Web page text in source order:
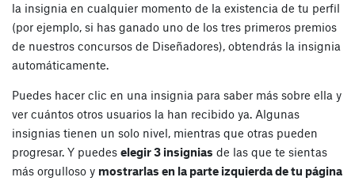
la insignia en cualquier momento de la existencia de tu perfil
(por ejemplo, si has ganado uno de los tres primeros premios
de nuestros concursos de Diseñadores), obtendrás la insignia
automáticamente.
Puedes hacer clic en una insignia para saber más sobre ella y
ver cuántos otros usuarios la han recibido ya. Algunas
insignias tienen un solo nivel, mientras que otras pueden
progresar. Y puedes elegir 3 insignias de las que te sientas
más orgulloso y mostrarlas en la parte izquierda de tu página